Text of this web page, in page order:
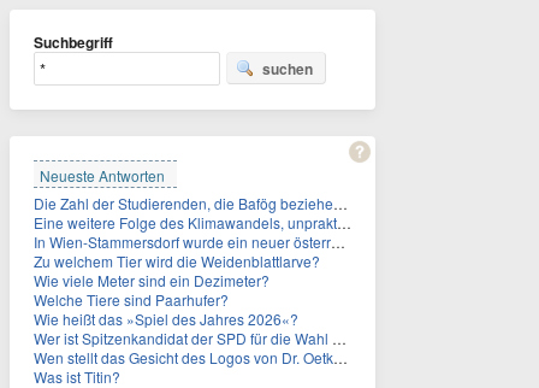
Suchbegriff
suchen
Neueste Antworten
Die Zahl der Studierenden, die Bafög beziehen, sinkt. Woran liegt das?
Eine weitere Folge des Klimawandels, unpraktisch für Urlauber: Wo fehlt mittlerweile sogar das Trinkwasser?
In Wien-Stammersdorf wurde ein neuer österreichischer Temperaturrekord gemessen. Wie hoch war die Temperatur?
Zu welchem Tier wird die Weidenblattlarve?
Wie viele Meter sind ein Dezimeter?
Welche Tiere sind Paarhufer?
Wie heißt das »Spiel des Jahres 2026«?
Wer ist Spitzenkandidat der SPD für die Wahl zum Berliner Abgeordnetenhaus im September 2026?
Wen stellt das Gesicht des Logos von Dr. Oetker dar?
Was ist Titin?